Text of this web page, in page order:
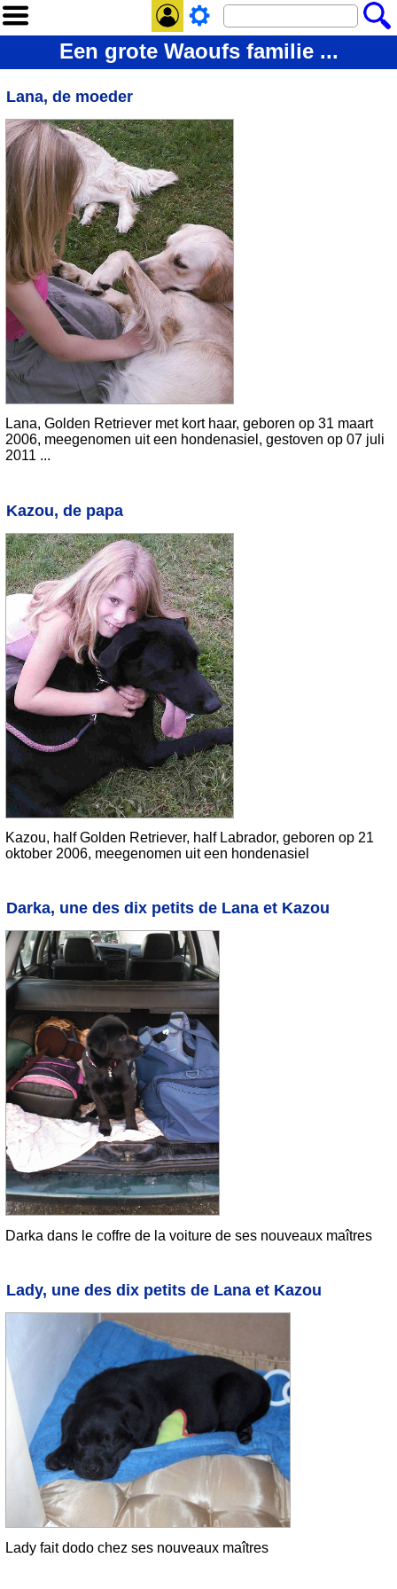
Een grote Waoufs familie ...
Lana, de moeder
Lana, Golden Retriever met kort haar, geboren op 31 maart
2006, meegenomen uit een hondenasiel, gestoven op 07 juli
2011 ...
Kazou, de papa
Kazou, half Golden Retriever, half Labrador, geboren op 21
oktober 2006, meegenomen uit een hondenasiel
Darka, une des dix petits de Lana et Kazou
Darka dans le coffre de la voiture de ses nouveaux maîtres
Lady, une des dix petits de Lana et Kazou
Lady fait dodo chez ses nouveaux maîtres